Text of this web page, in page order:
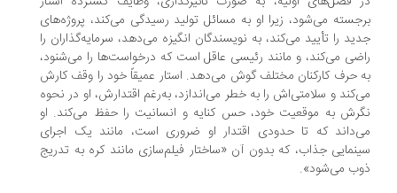
می‌شود، زیرا او به مسائل تولید رسیدگی می‌کند، پروژه‌های
را تأیید می‌کند، به نویسندگان انگیزه می‌دهد، سرمایه‌گذاران را
می‌کند، و مانند رئیسی عاقل است که درخواست‌ها را می‌شنود،
حرف کارکنان مختلف گوش می‌دهد. استار عمیقاً خود را وقف کارش
و سلامتی‌اش را به خطر می‌اندازد، به‌رغم اقتدارش، او در نحوه
به موقعیت خود، حس کنایه و انسانیت را حفظ می‌کند. او
که تا حدودی اقتدار او ضروری است، مانند یک اجرای
جذاب، که بدون آن «ساختار فیلم‌سازی مانند کره به تدریج
می‌شود».